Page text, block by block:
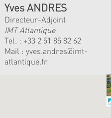
Yves ANDRES
Directeur-Adjoint
IMT Atlantique
Tel. : +33 2 51 85 82 62
Mail : yves.andres@imt-
atlantique.fr